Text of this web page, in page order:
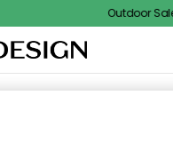
Outdoor Sale
HAVEMØBLER